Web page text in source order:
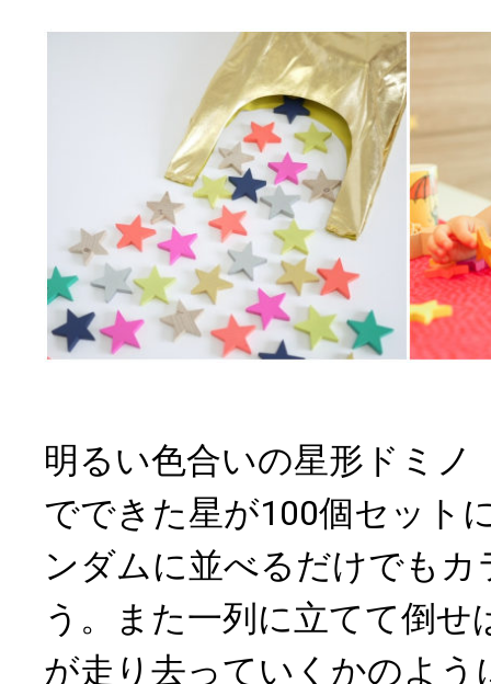
明るい色合いの星形ドミノ
でできた星が100個セット
ンダムに並べるだけでも
う。また一列に立てて倒せ
が走り去っていくかのよう